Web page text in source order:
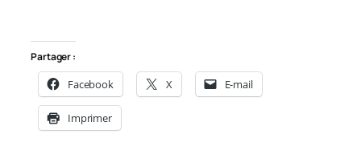
Partager :
Facebook X E-mail
Imprimer